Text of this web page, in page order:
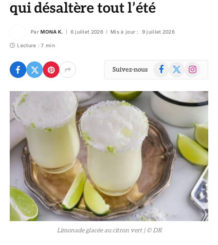
qui désaltère tout l’été
Par MONA K. 6 juillet 2026 Mis à jour : 9 juillet 2026
Lecture : 7 min
Suivez-nous Facebook
X
Instagram
© DR
Limonade glacée au citron vert | © DR